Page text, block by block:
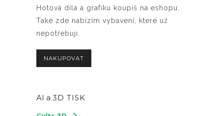
Hotová díla a grafiku koupíš na eshopu.
Také zde nabízím vybavení, které už
nepotřebuji.
NAKUPOVAT
AI a 3D TISK